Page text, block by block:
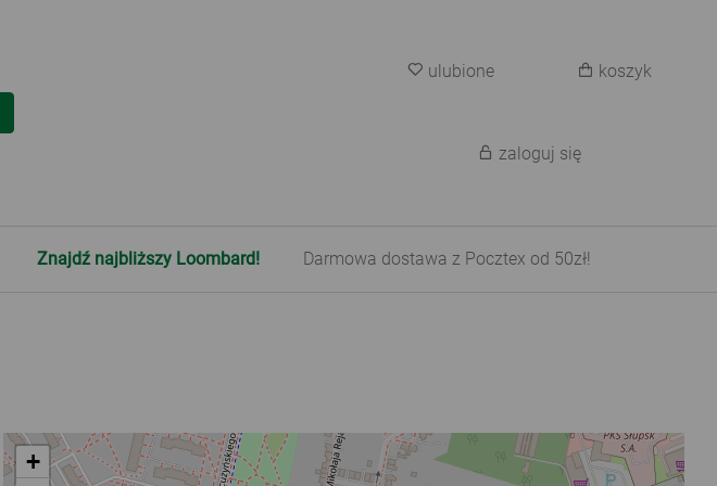
ulubione koszyk
zaloguj się
Znajdź najbliższy Loombard! Darmowa dostawa z Pocztex od 50zł!
+